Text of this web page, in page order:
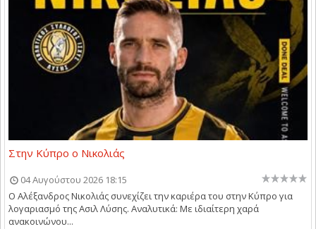
Στην Κύπρο ο Νικολιάς
04 Αυγούστου 2026 18:15
Ο Αλέξανδρος Νικολιάς συνεχίζει την καριέρα του στην Κύπρο για
λογαριασμό της Ασιλ Λύσης. Αναλυτικά: Με ιδιαίτερη χαρά
ανακοινώνου...